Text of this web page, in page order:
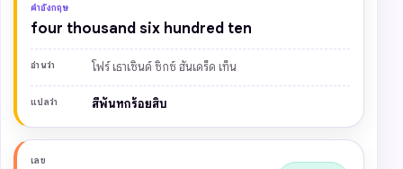
คำอังกฤษ
four thousand six hundred ten
อ่านว่า โฟร์ เธาเซินด์ ซิกซ์ ฮันเดร็ด เท็น
แปลว่า สี่พันหกร้อยสิบ
เลข